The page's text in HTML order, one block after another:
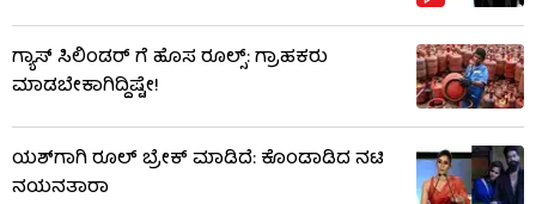
ಗ್ಯಾಸ್ ಸಿಲಿಂಡರ್ ಗೆ ಹೊಸ ರೂಲ್ಸ್‌: ಗ್ರಾಹಕರು
ಮಾಡಬೇಕಾಗಿದ್ದಿಷ್ಟೇ!
ಯಶ್​​ಗಾಗಿ ರೂಲ್ ಬ್ರೇಕ್ ಮಾಡಿದೆ: ಕೊಂಡಾಡಿದ ನಟಿ
ನಯನತಾರಾ